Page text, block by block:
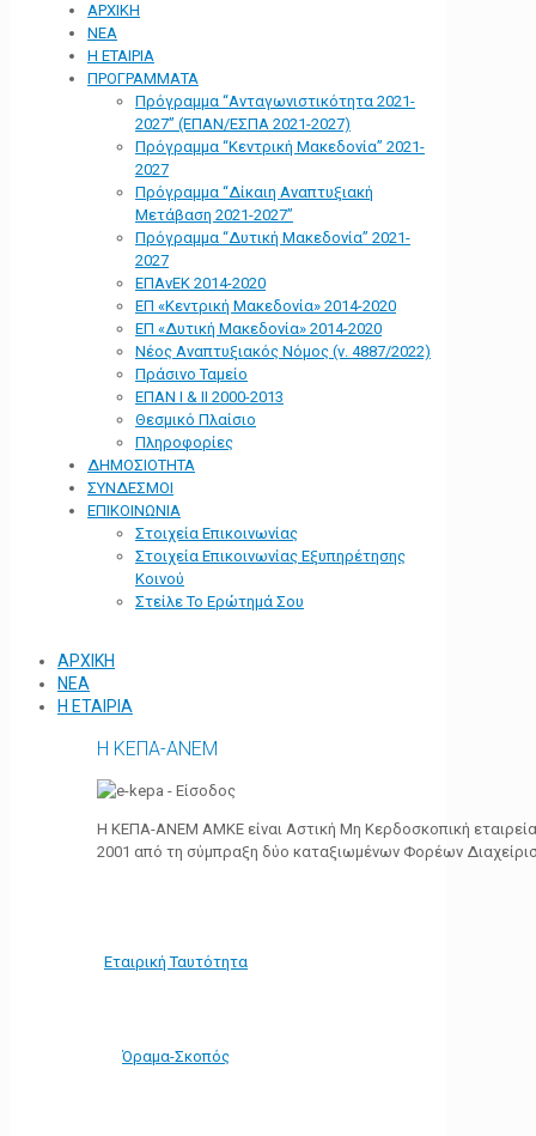
ΑΡΧΙΚΗ
ΝΕΑ
Η ΕΤΑΙΡΙΑ
ΠΡΟΓΡΑΜΜΑΤΑ
Πρόγραμμα “Ανταγωνιστικότητα 2021-
2027” (ΕΠΑΝ/ΕΣΠΑ 2021-2027)
Πρόγραμμα “Κεντρική Μακεδονία” 2021-
2027
Πρόγραμμα “Δίκαιη Αναπτυξιακή
Μετάβαση 2021-2027”
Πρόγραμμα “Δυτική Μακεδονία” 2021-
2027
ΕΠΑνΕΚ 2014-2020
ΕΠ «Kεντρική Μακεδονία» 2014-2020
ΕΠ «Δυτική Μακεδονία» 2014-2020
Νέος Αναπτυξιακός Νόμος (ν. 4887/2022)
Πράσινο Ταμείο
ΕΠΑΝ Ι & ΙΙ 2000-2013
Θεσμικό Πλαίσιο
Πληροφορίες
ΔΗΜΟΣΙΟΤΗΤΑ
ΣΥΝΔΕΣΜΟΙ
ΕΠΙΚΟΙΝΩΝΙΑ
Στοιχεία Επικοινωνίας
Στοιχεία Επικοινωνίας Εξυπηρέτησης
Κοινού
Στείλε Το Ερώτημά Σου
ΑΡΧΙΚΗ
ΝΕΑ
Η ΕΤΑΙΡΙΑ
Η ΚΕΠΑ-ΑΝΕΜ
Η ΚΕΠΑ-ΑΝΕΜ ΑΜΚΕ είναι Αστική Μη Κερδοσκοπική
2001 από τη σύμπραξη δύο καταξιωμένων Φορέων
Εταιρική Ταυτότητα
Όραμα-Σκοπός